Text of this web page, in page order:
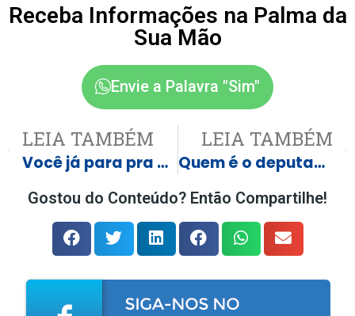
Receba Informações na Palma da
Sua Mão
Envie a Palavra "Sim"
LEIA TAMBÉM
Você já para pra pensar no que vai ser isso aqui!? Veja o Vídeo
LEIA TAMBÉM
Quem é o deputado que devolverá R$ 1,4 milhão por empregar “fantasmas”
Gostou do Conteúdo? Então Compartilhe!